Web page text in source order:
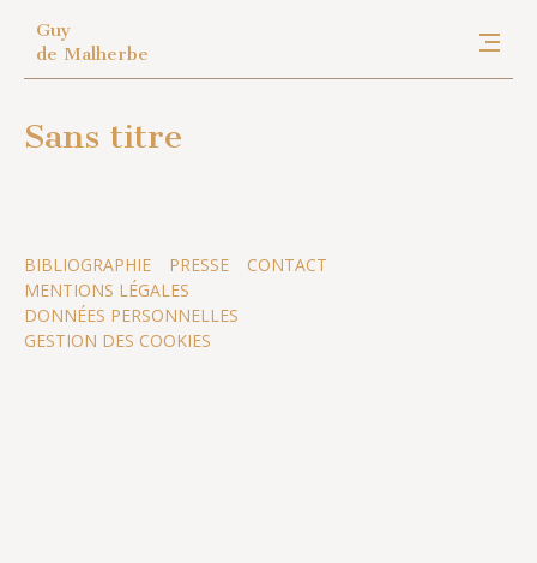
Guy
de Malherbe
Sans titre
BIBLIOGRAPHIE PRESSE
CONTACT
MENTIONS LÉGALES
DONNÉES PERSONNELLES
GESTION DES COOKIES